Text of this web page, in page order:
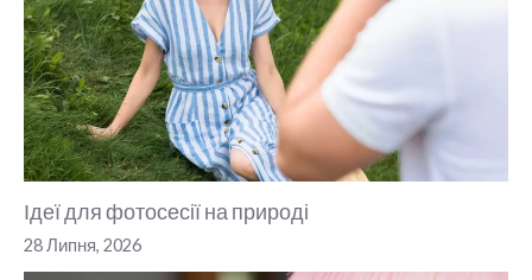
Ідеї для фотосесії на природі
28 Липня, 2026